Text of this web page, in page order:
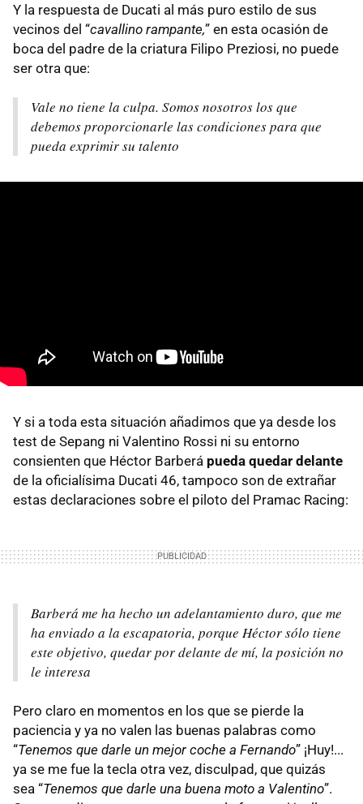
Y la respuesta de Ducati al más puro estilo de sus
vecinos del “cavallino rampante,” en esta ocasión de
boca del padre de la criatura Filipo Preziosi, no puede
ser otra que:
Vale no tiene la culpa. Somos nosotros los que
debemos proporcionarle las condiciones para que
pueda exprimir su talento
Y si a toda esta situación añadimos que ya desde los
test de Sepang ni Valentino Rossi ni su entorno
consienten que Héctor Barberá pueda quedar delante
de la oficialísima Ducati 46, tampoco son de extrañar
estas declaraciones sobre el piloto del Pramac Racing:
Barberá me ha hecho un adelantamiento duro, que me
ha enviado a la escapatoria, porque Héctor sólo tiene
este objetivo, quedar por delante de mí, la posición no
le interesa
Pero claro en momentos en los que se pierde la
paciencia y ya no valen las buenas palabras como
“Tenemos que darle un mejor coche a Fernando” ¡Huy!...
ya se me fue la tecla otra vez, disculpad, que quizás
sea “Tenemos que darle una buena moto a Valentino”.